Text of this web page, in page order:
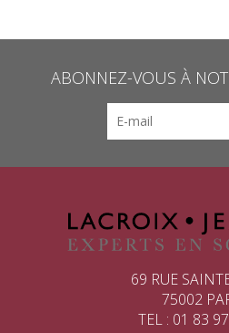
ABONNEZ-VOUS À
69 RUE
75002
TEL : 01 83